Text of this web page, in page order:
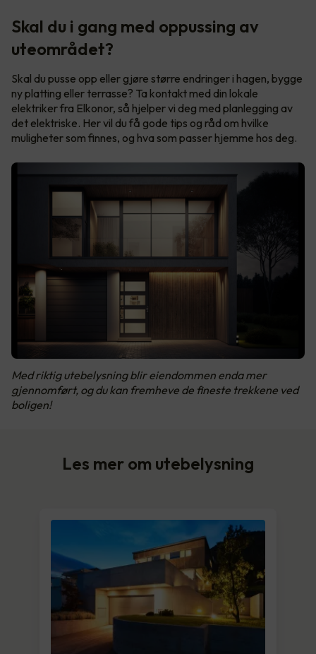
Skal du i gang med oppussing av
uteområdet?
Skal du pusse opp eller gjøre større endringer i hagen, bygge
ny platting eller terrasse? Ta kontakt med din lokale
elektriker fra Elkonor, så hjelper vi deg med planlegging av
det elektriske. Her vil du få gode tips og råd om hvilke
muligheter som finnes, og hva som passer hjemme hos deg.
Med riktig utebelysning blir eiendommen enda mer
gjennomført, og du kan fremheve de fineste trekkene ved
boligen!
Les mer om utebelysning